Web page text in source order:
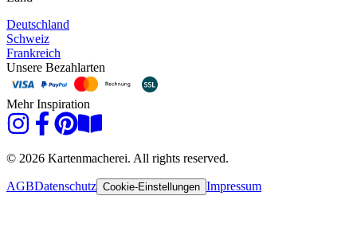
Deutschland
Schweiz
Frankreich
Unsere Bezahlarten
Mehr Inspiration
© 2026 Kartenmacherei. All rights reserved.
AGBDatenschutz Cookie-Einstellungen Impressum